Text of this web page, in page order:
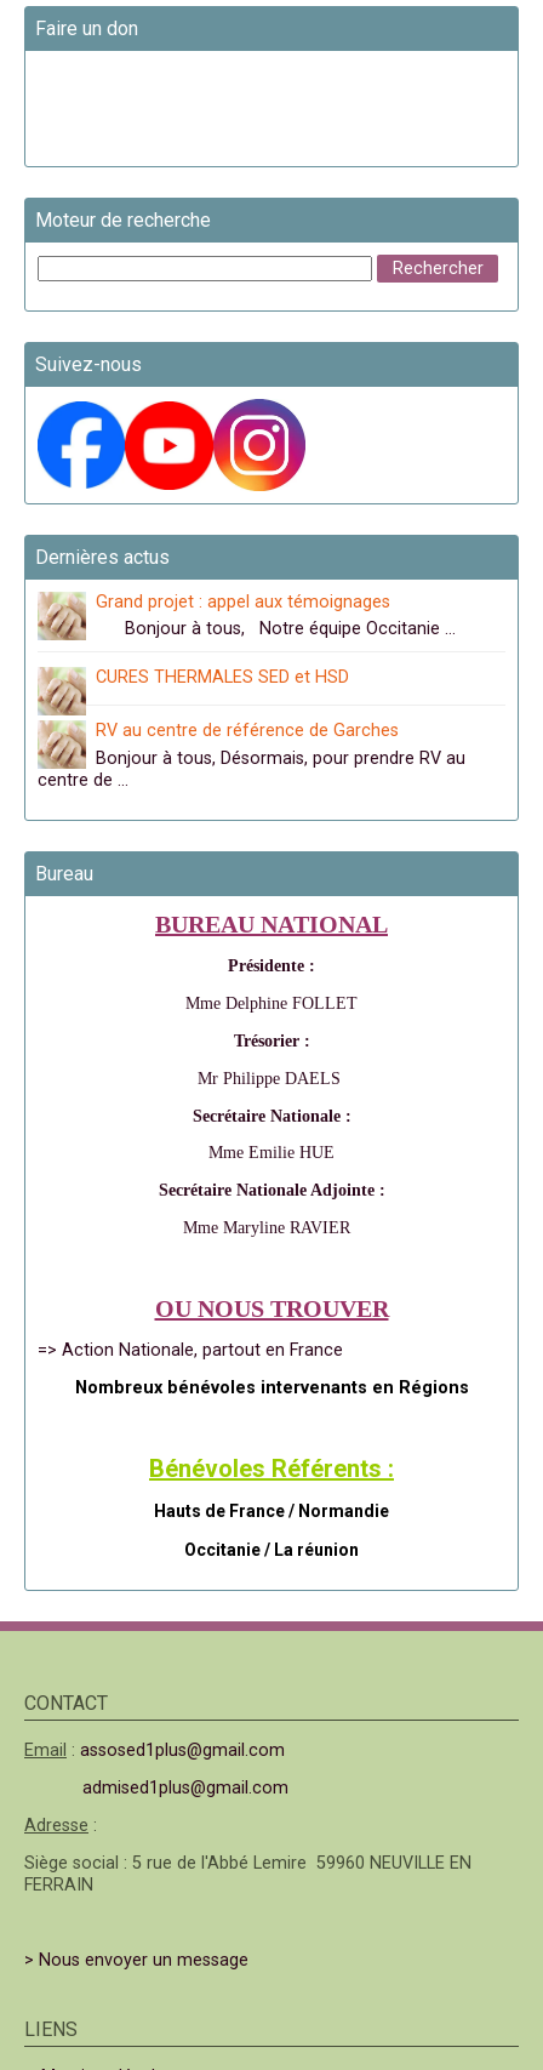
Faire un don
Moteur de recherche
Suivez-nous
Dernières actus
Grand projet : appel aux témoignages
Bonjour à tous, Notre équipe Occitanie …
CURES THERMALES SED et HSD
RV au centre de référence de Garches
Bonjour à tous, Désormais, pour prendre RV au
centre de …
Bureau
BUREAU NATIONAL
Présidente :
Mme Delphine FOLLET
Trésorier :
Mr Philippe DAELS
Secrétaire Nationale :
Mme Emilie HUE
Secrétaire Nationale Adjointe :
Mme Maryline RAVIER
OU NOUS TROUVER
=> Action Nationale, partout en France
Nombreux bénévoles intervenants en Régions
Bénévoles Référents :
Hauts de France / Normandie
Occitanie / La réunion
CONTACT
Email : assosed1plus@gmail.com
admised1plus@gmail.com
Adresse :
Siège social : 5 rue de l'Abbé Lemire 59960 NEUVILLE EN
FERRAIN
> Nous envoyer un message
LIENS